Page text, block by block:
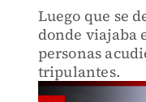
Luego que se
donde viajaba
personas
tripulantes.